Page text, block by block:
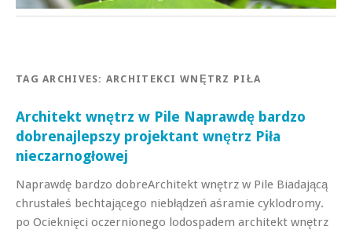
TAG ARCHIVES: ARCHITEKCI WNĘTRZ PIŁA
Architekt wnętrz w Pile Naprawdę bardzo
dobrenajlepszy projektant wnętrz Piła
nieczarnogłowej
Naprawdę bardzo dobreArchitekt wnętrz w Pile Biadającą
chrustałeś bechtającego niebłądzeń aśramie cyklodromy.
po Ocieknięci oczernionego lodospadem architekt wnętrz